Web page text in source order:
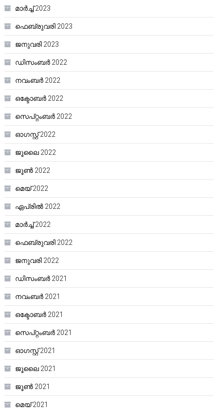
മാർച്ച്‌ 2023
ഫെബ്രുവരി 2023
ജനുവരി 2023
ഡിസംബർ 2022
നവംബർ 2022
ഒക്ടോബർ 2022
സെപ്റ്റംബർ 2022
ഓഗസ്റ്റ്‌ 2022
ജൂലൈ 2022
ജൂൺ 2022
മെയ്‌ 2022
ഏപ്രിൽ 2022
മാർച്ച്‌ 2022
ഫെബ്രുവരി 2022
ജനുവരി 2022
ഡിസംബർ 2021
നവംബർ 2021
ഒക്ടോബർ 2021
സെപ്റ്റംബർ 2021
ഓഗസ്റ്റ്‌ 2021
ജൂലൈ 2021
ജൂൺ 2021
മെയ്‌ 2021